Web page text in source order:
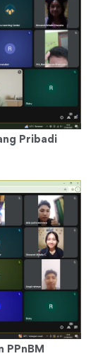
Pribadi
PPnBM